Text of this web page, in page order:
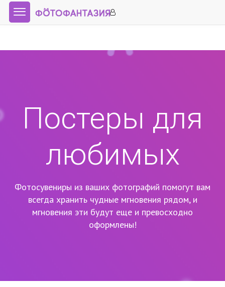
Постеры для
любимых
Фотосувениры из ваших фотографий помогут вам
всегда хранить чудные мгновения рядом, и
мгновения эти будут еще и превосходно
оформлены!